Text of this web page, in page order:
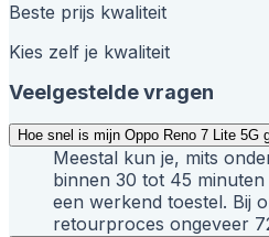
Beste prijs kwaliteit
Kies zelf je kwaliteit
Veelgestelde vragen
Hoe snel is mijn Oppo Reno 7 Lite 5G
Meestal kun je, mits
binnen 30 tot 45
een werkend toestel. Bij
retourproces ongeveer